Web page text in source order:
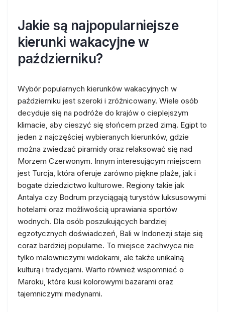
Jakie są najpopularniejsze
kierunki wakacyjne w
październiku?
Wybór popularnych kierunków wakacyjnych w
październiku jest szeroki i zróżnicowany. Wiele osób
decyduje się na podróże do krajów o cieplejszym
klimacie, aby cieszyć się słońcem przed zimą. Egipt to
jeden z najczęściej wybieranych kierunków, gdzie
można zwiedzać piramidy oraz relaksować się nad
Morzem Czerwonym. Innym interesującym miejscem
jest Turcja, która oferuje zarówno piękne plaże, jak i
bogate dziedzictwo kulturowe. Regiony takie jak
Antalya czy Bodrum przyciągają turystów luksusowymi
hotelami oraz możliwością uprawiania sportów
wodnych. Dla osób poszukujących bardziej
egzotycznych doświadczeń, Bali w Indonezji staje się
coraz bardziej popularne. To miejsce zachwyca nie
tylko malowniczymi widokami, ale także unikalną
kulturą i tradycjami. Warto również wspomnieć o
Maroku, które kusi kolorowymi bazarami oraz
tajemniczymi medynami.